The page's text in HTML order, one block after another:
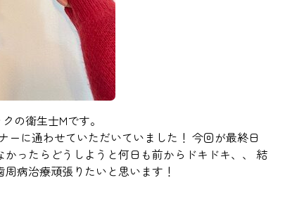
の衛生士Mです。
ーに通わせていただいていました！ 今回が最終日
ったらどうしようと何日も前からドキドキ、、 結
病治療頑張りたいと思います！